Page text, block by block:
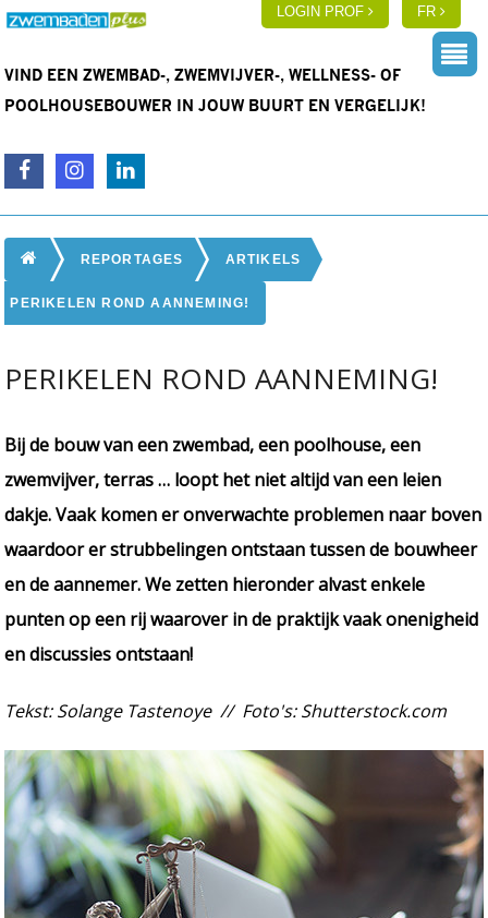
LOGIN PROF FR
VIND EEN ZWEMBAD-, ZWEMVIJVER-, WELLNESS- OF
POOLHOUSEBOUWER IN JOUW BUURT EN VERGELIJK!
REPORTAGES ARTIKELS
PERIKELEN ROND AANNEMING!
PERIKELEN ROND AANNEMING!
Bij de bouw van een zwembad, een poolhouse, een
zwemvijver, terras … loopt het niet altijd van een leien
dakje. Vaak komen er onverwachte problemen naar boven
waardoor er strubbelingen ontstaan tussen de bouwheer
en de aannemer. We zetten hieronder alvast enkele
punten op een rij waarover in de praktijk vaak onenigheid
en discussies ontstaan!
Tekst: Solange Tastenoye // Foto's: Shutterstock.com